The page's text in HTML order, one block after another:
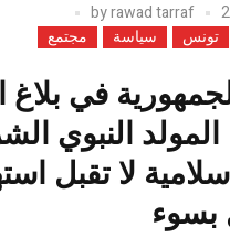
byrawad tarraf
تونس سياسة مجتمع
في بلاغ
المولد النبوي
لا تقبل
بسوء